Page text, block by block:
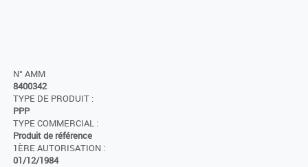
N° AMM
8400342
TYPE DE PRODUIT :
PPP
TYPE COMMERCIAL :
Produit de référence
1ÈRE AUTORISATION :
01/12/1984